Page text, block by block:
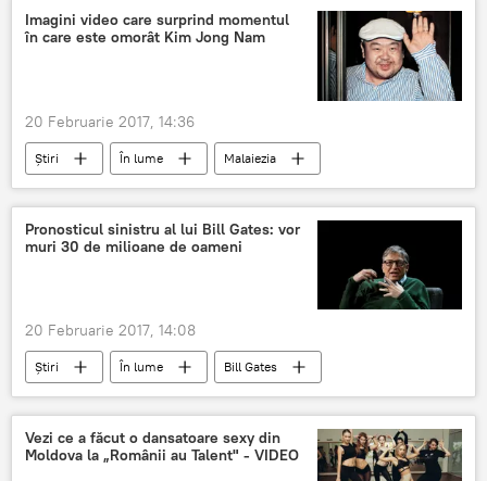
impozit pe venit
declarație de avere
Imagini video care surprind momentul
în care este omorât Kim Jong Nam
20 Februarie 2017, 14:36
Știri În lume
Malaiezia
Kim Jong Un
atentat
imagini video
otrăvire
video
Pronosticul sinistru al lui Bill Gates: vor
muri 30 de milioane de oameni
20 Februarie 2017, 14:08
Știri În lume
Bill Gates
The Guardian
morți virus
Vezi ce a făcut o dansatoare sexy din
Moldova la „Românii au Talent" - VIDEO